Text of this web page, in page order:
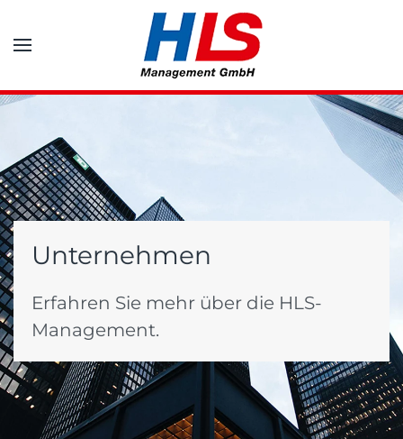
Zum Hauptinhalt springen
Unternehmen
Erfahren Sie mehr über die HLS-
Management.